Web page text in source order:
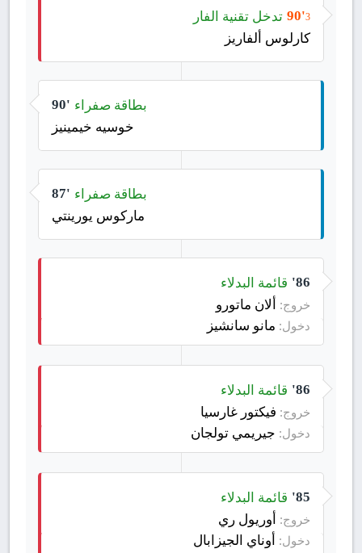
90'3
تدخل تقنية الفار
كارلوس ألفاريز
90' بطاقة صفراء
خوسيه خيمينيز
87' بطاقة صفراء
ماركوس يورينتي
86' قائمة البدلاء
خروج: ألان ماتورو
دخول: مانو سانشيز
86' قائمة البدلاء
خروج: فيكتور غارسيا
دخول: جيريمي تولجان
85' قائمة البدلاء
خروج: أوريول ري
دخول: أوناي الجيزابال